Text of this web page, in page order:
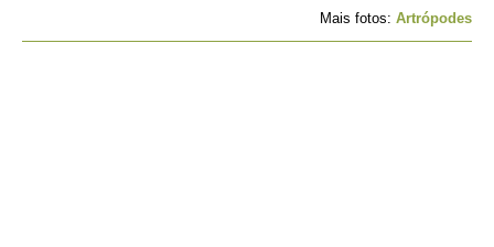
Mais fotos: Artrópodes